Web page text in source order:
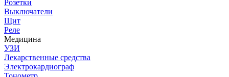
Розетки
Выключатели
Щит
Реле
Медицина
УЗИ
Лекарственные средства
Электрокардиограф